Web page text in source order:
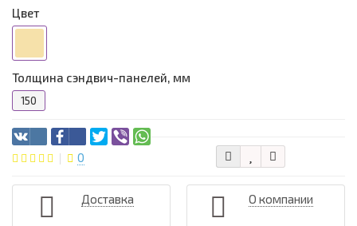
Цвет
Толщина сэндвич-панелей, мм
150
0
Доставка О компании